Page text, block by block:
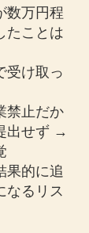
数万円程
たことは
受け取っ
禁止だか
出せず →
果的に追
なるリス